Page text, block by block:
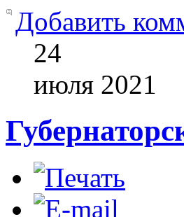
Добавить
24
июля 2021